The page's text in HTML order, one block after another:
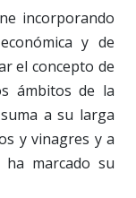
incorporando
y de
el concepto de
ámbitos de la
a su larga
y vinagres y a
marcado su